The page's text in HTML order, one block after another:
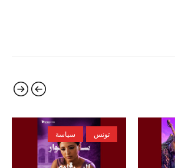
تونس سياسة